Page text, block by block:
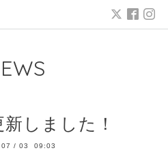
しました！
07 / 03 09:03